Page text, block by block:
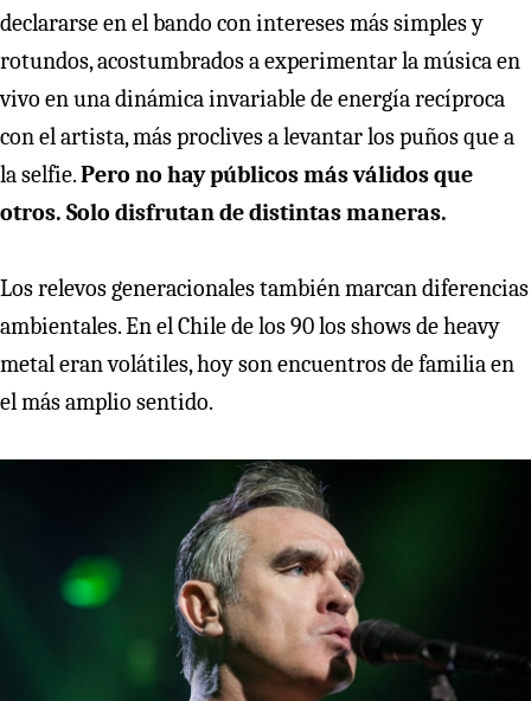
declararse en el bando con intereses más simples y
rotundos, acostumbrados a experimentar la música en
vivo en una dinámica invariable de energía recíproca
con el artista, más proclives a levantar los puños que a
la selfie.Pero no hay públicos más válidos que
otros. Solo disfrutan de distintas maneras.
Los relevos generacionales también marcan diferencias
ambientales. En el Chile de los 90 los shows de heavy
metal eran volátiles, hoy son encuentros de familia en
el más amplio sentido.